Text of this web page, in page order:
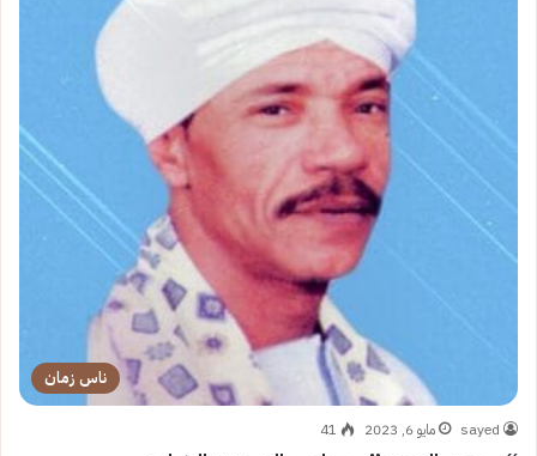
ناس زمان
sayed مايو 6, 2023 41